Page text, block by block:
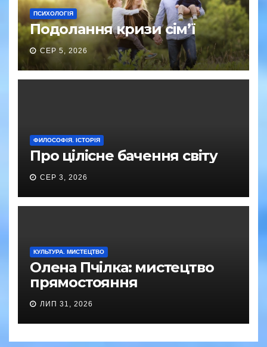
ПСИХОЛОГІЯ
Подолання кризи сім’ї
СЕР 5, 2026
ФИЛОСОФІЯ. ІСТОРІЯ
Про цілісне бачення світу
СЕР 3, 2026
КУЛЬТУРА. МИСТЕЦТВО
Олена Пчілка: мистецтво
прямостояння
ЛИП 31, 2026